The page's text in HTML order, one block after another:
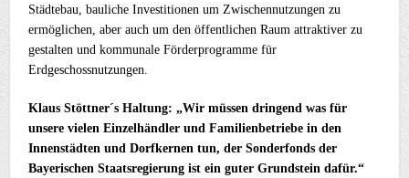
Städtebau, bauliche Investitionen um Zwischennutzungen zu
ermöglichen, aber auch um den öffentlichen Raum attraktiver zu
gestalten und kommunale Förderprogramme für
Erdgeschossnutzungen.
Klaus Stöttner´s Haltung: „Wir müssen dringend was für
unsere vielen Einzelhändler und Familienbetriebe in den
Innenstädten und Dorfkernen tun, der Sonderfonds der
Bayerischen Staatsregierung ist ein guter Grundstein dafür.“